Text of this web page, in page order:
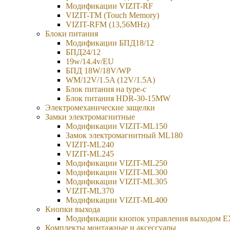
Модификации VIZIT-RF
VIZIT-TM (Touch Memory)
VIZIT-RFM (13,56MHz)
Блоки питания
Модификации БПД18/12
БПД24/12
19w/14.4v/EU
БПД 18W/18V/WP
WM/12V/1.5A (12V/1.5A)
Блок питания на type-c
Блок питания HDR-30-15MW
Электромеханические защелки
Замки электромагнитные
Модификации VIZIT-ML150
Замок электромагнитный ML180
VIZIT-ML240
VIZIT-ML245
Модификации VIZIT-ML250
Модификации VIZIT-ML300
Модификации VIZIT-ML305
VIZIT-ML370
Модификации VIZIT-ML400
Кнопки выхода
Модификации кнопок управления выходом
Комплекты монтажные и аксессуары